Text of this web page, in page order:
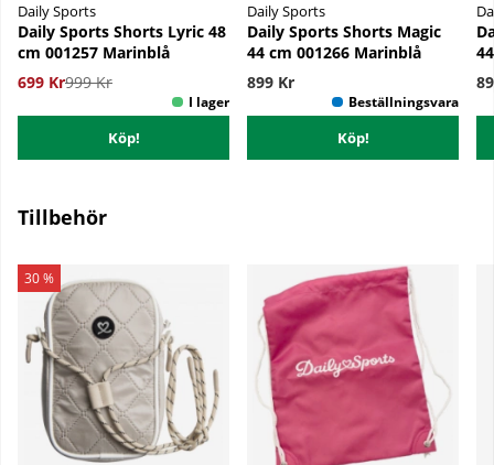
Daily Sports
Daily Sports Shorts Lyric 48
cm 001257 Marinblå
699 Kr999 Kr
Köp!
Daily Sports
Daily Sports Shorts Magic
44 cm 001266 Marinblå
899 Kr
Köp!
Tillbehör
30 %